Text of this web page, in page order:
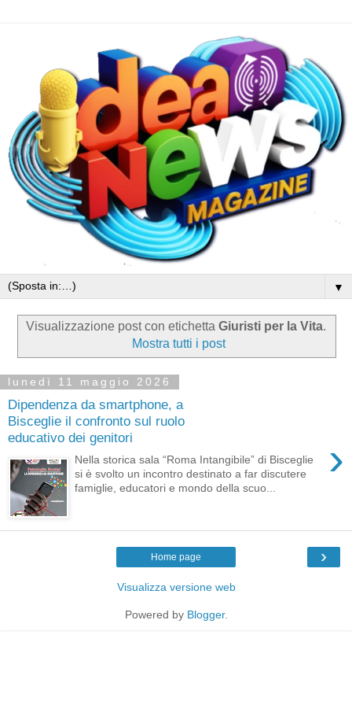
▼
Visualizzazione post con etichetta Giuristi per la Vita.
Mostra tutti i post
lunedì 11 maggio 2026
Dipendenza da smartphone, a
Bisceglie il confronto sul ruolo
educativo dei genitori
›
Nella storica sala “Roma Intangibile” di Bisceglie
si è svolto un incontro destinato a far discutere
famiglie, educatori e mondo della scuo...
›
Home page
Visualizza versione web
Powered by Blogger.